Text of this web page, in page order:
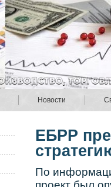
Новости
ЕБРР
По